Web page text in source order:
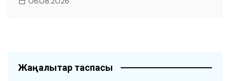
Жаңалықтар таспасы